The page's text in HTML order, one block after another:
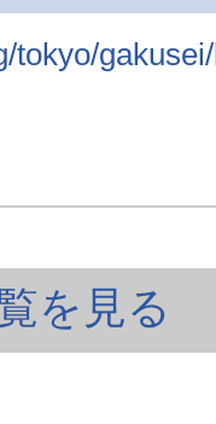
tokyo/
を見る